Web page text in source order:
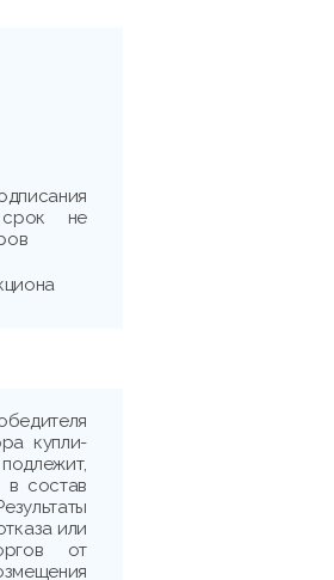
срок не
купли-
в состав
или
от